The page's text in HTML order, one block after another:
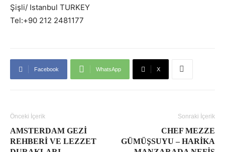
Şişli/ Istanbul TURKEY
Tel:+90 212 2481177
Facebook WhatsApp X
Önceki İçerik
AMSTERDAM GEZI
REHBERI VE LEZZET
Sonraki İçerik
CHEF MEZZE
GÜMÜŞSUYU – HARIKA